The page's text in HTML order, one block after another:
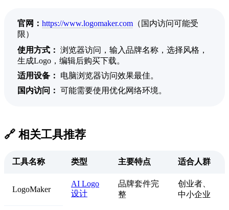
官网： https://www.logomaker.com （国内访问可能受
限）
使用方式： 浏览器访问，输入品牌名称，选择风格，
生成Logo，编辑后购买下载。
适用设备：
电脑浏览器访问效果最佳。
国内访问： 可能需要使用优化网络环境。
🔗 相关工具推荐
工具名称 类型 主要特点 适合人群
LogoMaker
AI Logo
设计
品牌套件完
整
创业者、
中小企业